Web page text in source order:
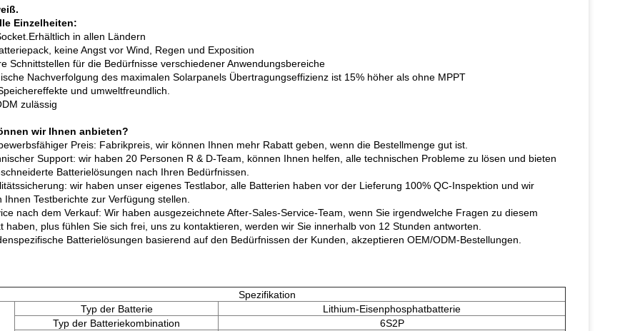
Einzelheiten:
in allen Ländern
keine Angst vor Wind, Regen und Exposition
Schnittstellen für die Bedürfnisse verschiedener Anwendungsbereiche
Nachverfolgung des maximalen Solarpanels Übertragungseffizienz ist 15% höher als ohne MPPT
und umweltfreundlich.
zulässig
wir Ihnen anbieten?
Preis: Fabrikpreis, wir können Ihnen mehr Rabatt geben, wenn die Bestellmenge gut ist.
Support: wir haben 20 Personen R & D-Team, können Ihnen helfen, alle technischen Probleme zu lösen und bieten
Batterielösungen nach Ihren Bedürfnissen.
wir haben unser eigenes Testlabor, alle Batterien haben vor der Lieferung 100% QC-Inspektion und wir
Ihnen Testberichte zur Verfügung stellen.
nach dem Verkauf: Wir haben ausgezeichnete After-Sales-Service-Team, wenn Sie irgendwelche Fragen zu diesem
haben, plus fühlen Sie sich frei, uns zu kontaktieren, werden wir Sie innerhalb von 12 Stunden antworten.
Batterielösungen basierend auf den Bedürfnissen der Kunden, akzeptieren OEM/ODM-Bestellungen.
Spezifikation
Typ der Batterie
Lithium-Eisenphosphatbatterie
Typ der Batteriekombination
6S2P